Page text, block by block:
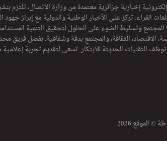
إخبارية جزائرية معتمدة من وزارة الاتصال، تلتزم
القراء. تركز على الأخبار الوطنية والدولية مع إبراز جهود
المجتمع وتسليط الضوء على الحلول لتحقيق التنمية
الاقتصاد، الثقافة، والمجتمع بدقة وشفافية. بفضل فريق
التقنيات الحديثة للابتكار. تسعى لتقديم تجربة
الموقع 2026